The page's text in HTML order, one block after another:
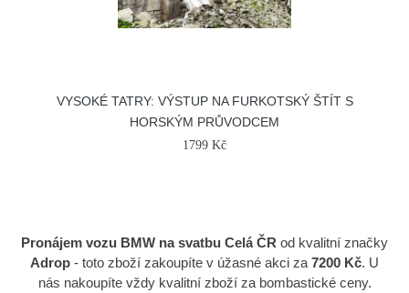
VYSOKÉ TATRY: VÝSTUP NA FURKOTSKÝ ŠTÍT S
HORSKÝM PRŮVODCEM
1799 Kč
Pronájem vozu BMW na svatbu Celá ČR od kvalitní značky
Adrop - toto zboží zakoupíte v úžasné akci za 7200 Kč. U
nás nakoupíte vždy kvalitní zboží za bombastické ceny.